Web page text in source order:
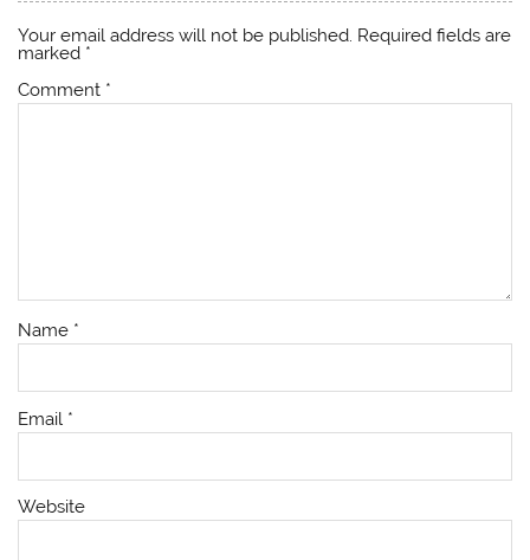
Your email address will not be published. Required fields are
marked *
Comment *
Name *
Email *
Website